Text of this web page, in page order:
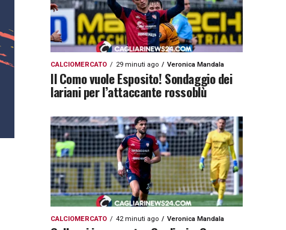
CALCIOMERCATO 29 minuti ago Veronica Mandala
Il Como vuole Esposito! Sondaggio dei
lariani per l’attaccante rossoblù
CALCIOMERCATO 42 minuti ago Veronica Mandala